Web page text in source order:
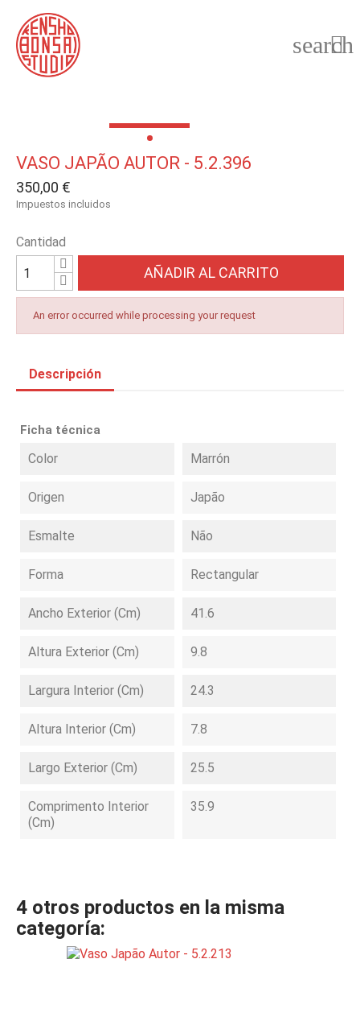

search
VASO JAPÃO AUTOR - 5.2.396
350,00 €
Impuestos incluidos
Cantidad
AÑADIR AL CARRITO
An error occurred while processing your request
Descripción
Ficha técnica
Color Marrón
Origen Japão
Esmalte Não
Forma Rectangular
Ancho Exterior (cm) 41.6
Altura Exterior (cm) 9.8
Largura Interior (cm) 24.3
Altura Interior (cm) 7.8
Largo Exterior (cm) 25.5
Comprimento Interior
(cm)
35.9
4 otros productos en la misma
categoría: